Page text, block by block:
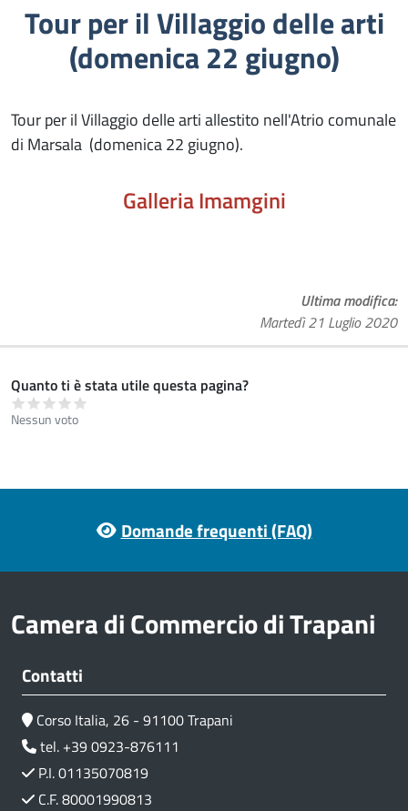
Tour per il Villaggio delle arti
(domenica 22 giugno)
Tour per il Villaggio delle arti allestito nell'Atrio comunale
di Marsala (domenica 22 giugno).
Galleria Imamgini
Ultima modifica
Martedì 21 Luglio 2020
Quanto ti è stata utile questa pagina?
Nessun voto
Domande frequenti (FAQ)
Camera di Commercio di Trapani
Contatti
Corso Italia, 26 - 91100 Trapani
tel. +39 0923-876111
P.I. 01135070819
C.F. 80001990813